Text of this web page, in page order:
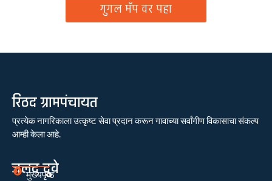
गुगल मॅप वर पहा
रिठद ग्रामपंचायत
प्रत्येक नागरिकाला उत्कृष्ट सेवा प्रदान करून गावाच्या सर्वांगीण विकासाचा संकल्प
आम्ही केला आहे.
जलद दुवे
मुख्यपृष्ठ